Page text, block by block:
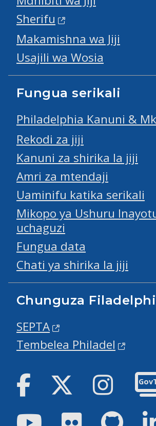
Sherifu
Makamishna wa Jiji
Usajili wa Wosia
Fungua serikali
Philadelphia Kanuni &
Rekodi za jiji
Kanuni za shirika la jiji
Amri za mtendaji
Uaminifu katika serikali
Mikopo ya Ushuru
uchaguzi
Fungua data
Chati ya shirika la jiji
Chunguza
SEPTA
Tembelea Philadel
Facebook Twitter
YoutubeFlickr